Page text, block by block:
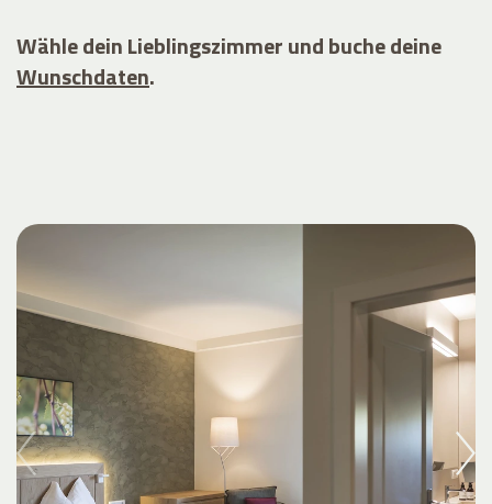
Wähle dein Lieblingszimmer und buche deine
Wunschdaten.